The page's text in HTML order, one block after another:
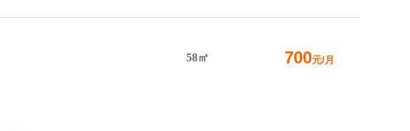
58㎡ 700元/月